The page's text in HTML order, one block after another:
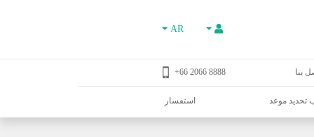
AR
بنا 8888 2066 66+
تحديد موعد استفسار